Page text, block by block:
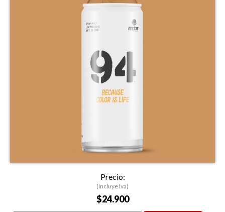
Precio:
(Incluye Iva)
$24.900